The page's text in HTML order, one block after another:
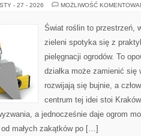
STY - 27 - 2026 MOŻLIWOŚĆ
Świat roślin to przestrzeń,
zieleni spotyka się z
pielęgnacji ogrodów. To
działka może zamienić
rozwijają się bujnie, a
centrum tej idei stoi
a jednocześnie daje ogrom
małych zakątków po […]